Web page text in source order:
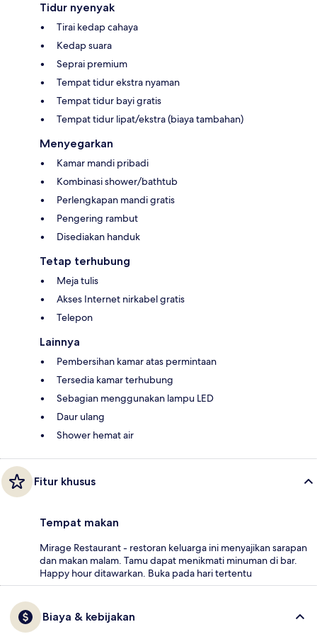
Tidur nyenyak
Tirai kedap cahaya
Kedap suara
Seprai premium
Tempat tidur ekstra nyaman
Tempat tidur bayi gratis
Tempat tidur lipat/ekstra (biaya tambahan)
Menyegarkan
Kamar mandi pribadi
Kombinasi shower/bathtub
Perlengkapan mandi gratis
Pengering rambut
Disediakan handuk
Tetap terhubung
Meja tulis
Akses Internet nirkabel gratis
Telepon
Lainnya
Pembersihan kamar atas permintaan
Tersedia kamar terhubung
Sebagian menggunakan lampu LED
Daur ulang
Shower hemat air
Fitur khusus
Tempat makan
Mirage Restaurant - restoran keluarga ini menyajikan sarapan
dan makan malam. Tamu dapat menikmati minuman di bar.
Happy hour ditawarkan. Buka pada hari tertentu
Biaya & kebijakan